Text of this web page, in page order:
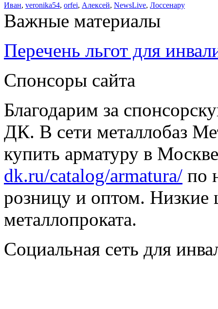
Иван, veronika54, orfei, Алексей, NewsLive, Лоссенару
Важные материалы
Перечень льгот для
Спонсоры сайта
Благодарим за
ДК. В сети металлобаз
купить арматуру в
dk.ru/catalog/armatura/ по
розницу и оптом. Низкие
металлопроката.
Социальная сеть для